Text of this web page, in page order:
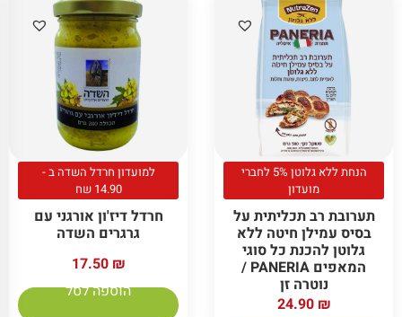
הנחת ללא גלוטן 5% לחברי
מועדון
תערובת רב תכליתית על
בסיס עמילן חיטה ללא
גלוטן להכנת כל סוגי
המאפים PANERIA /
נוטרה זן
24.90 ₪
למועדון חרדל השדה ב -
14.90 שח
חרדל דיז'ון אורגני עם
גרגרים השדה
17.50 ₪
הוספה לסל